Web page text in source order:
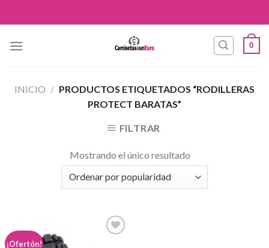
to
0
INICIO / PRODUCTOS ETIQUETADOS “RODILLERAS
PROTECT BARATAS”
FILTRAR
Mostrando el único resultado
¡Ofertón!